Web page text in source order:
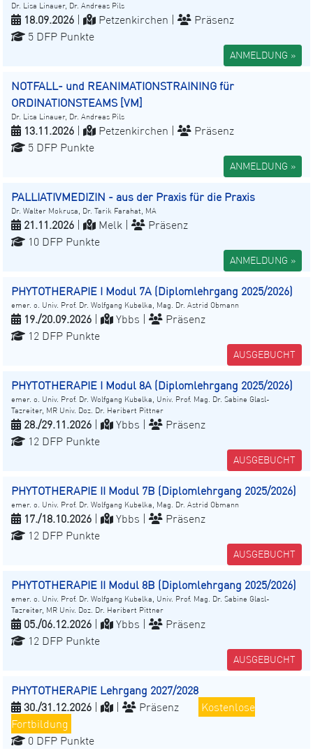
Dr. Lisa Linauer, Dr. Andreas Pils
18.09.2026 Petzenkirchen |
Präsenz
5 DFP Punkte
ANMELDUNG »
NOTFALL- und REANIMATIONSTRAINING für
ORDINATIONSTEAMS [VM]
Dr. Lisa Linauer, Dr. Andreas Pils
13.11.2026 Petzenkirchen |
Präsenz
5 DFP Punkte
ANMELDUNG »
PALLIATIVMEDIZIN - aus der Praxis für die Praxis
Dr. Walter Mokrusa, Dr. Tarik Farahat, MA
21.11.2026 Melk |
Präsenz
10 DFP Punkte
ANMELDUNG »
PHYTOTHERAPIE I Modul 7A (Diplomlehrgang 2025/2026)
emer. o. Univ. Prof. Dr. Wolfgang Kubelka, Mag. Dr. Astrid Obmann
19./20.09.2026 Ybbs |
Präsenz
12 DFP Punkte
AUSGEBUCHT
PHYTOTHERAPIE I Modul 8A (Diplomlehrgang 2025/2026)
emer. o. Univ. Prof. Dr. Wolfgang Kubelka, Univ. Prof. Mag. Dr. Sabine Glasl-
Tazreiter, MR Univ. Doz. Dr. Heribert Pittner
28./29.11.2026 Ybbs |
Präsenz
12 DFP Punkte
AUSGEBUCHT
PHYTOTHERAPIE II Modul 7B (Diplomlehrgang 2025/2026)
emer. o. Univ. Prof. Dr. Wolfgang Kubelka, Mag. Dr. Astrid Obmann
17./18.10.2026 Ybbs |
Präsenz
12 DFP Punkte
AUSGEBUCHT
PHYTOTHERAPIE II Modul 8B (Diplomlehrgang 2025/2026)
emer. o. Univ. Prof. Dr. Wolfgang Kubelka, Univ. Prof. Mag. Dr. Sabine Glasl-
Tazreiter, MR Univ. Doz. Dr. Heribert Pittner
05./06.12.2026 Ybbs |
Präsenz
12 DFP Punkte
AUSGEBUCHT
PHYTOTHERAPIE Lehrgang 2027/2028
30./31.12.2026
Präsenz
Kostenlose
Fortbildung
0 DFP Punkte